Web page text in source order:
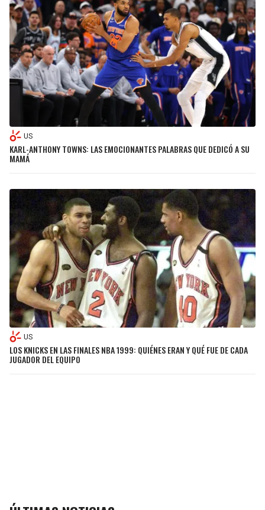
US
KARL-ANTHONY TOWNS: LAS EMOCIONANTES PALABRAS QUE DEDICÓ A SU
MAMÁ
US
LOS KNICKS EN LAS FINALES NBA 1999: QUIÉNES ERAN Y QUÉ FUE DE CADA
JUGADOR DEL EQUIPO